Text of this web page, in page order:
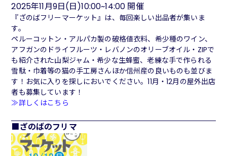
2025年11月9日(日)10:00~14:00 開催
『ざのばフリーマーケット』は、毎回楽しい出品者が集いま
す。
ペルーコットン・アルパカ製の破格値衣料、希少種のワイン、
アフガンのドライフルーツ・レバノンのオリーブオイル・ZIPで
も紹介された山梨ジャム・希少な生蜂蜜、老練な手で作られる
雪駄・巾着等の猫の手工房さんほか信州産の良いものも並びま
す！お気に入りを探しにおいでください。11月・12月の屋外出店
者も募集しています！
≫詳しくはこちら
ざのばのフリマ